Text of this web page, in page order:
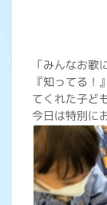
「みんなお歌
『知ってる
てくれた子ど
今日は特別に